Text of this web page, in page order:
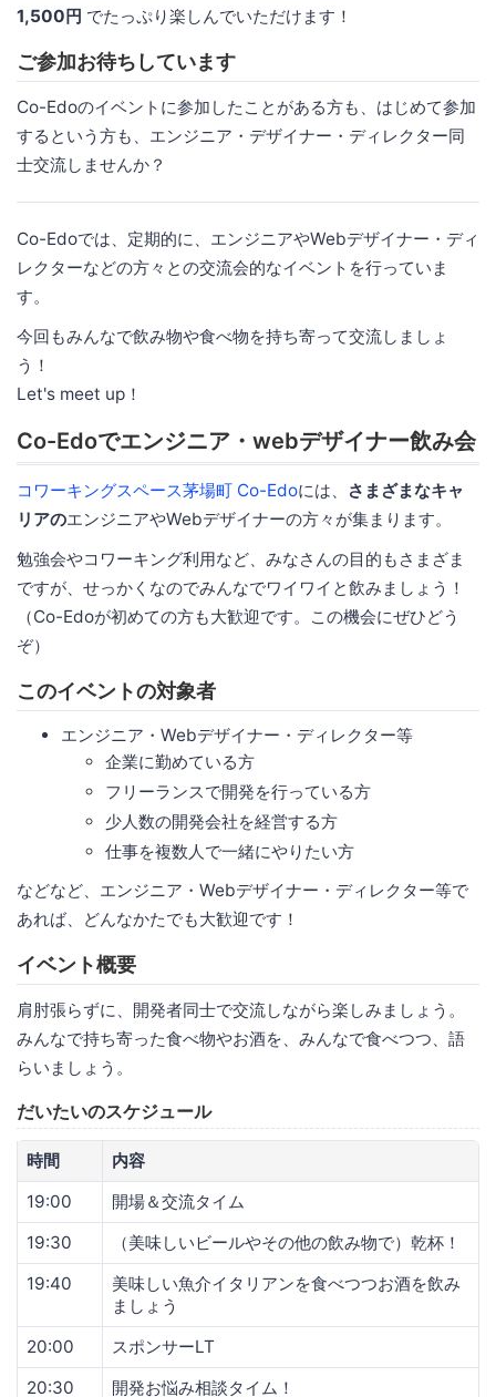
1,500円 でたっぷり楽しんでいただけます！
ご参加お待ちしています
Co-Edoのイベントに参加したことがある方も、はじめて参加
するという方も、エンジニア・デザイナー・ディレクター同
士交流しませんか？
Co-Edoでは、定期的に、エンジニアやWebデザイナー・ディ
レクターなどの方々との交流会的なイベントを行っていま
す。
今回もみんなで飲み物や食べ物を持ち寄って交流しましょ
う！
Let's meet up！
Co-Edoでエンジニア・webデザイナー飲み会
コワーキングスペース茅場町 Co-Edoには、
さまざまなキャ
リアのエンジニアやWebデザイナーの方々が集まります。
勉強会やコワーキング利用など、みなさんの目的もさまざま
ですが、せっかくなのでみんなでワイワイと飲みましょう！
（Co-Edoが初めての方も大歓迎です。この機会にぜひどう
ぞ）
このイベントの対象者
エンジニア・Webデザイナー・ディレクター等
企業に勤めている方
フリーランスで開発を行っている方
少人数の開発会社を経営する方
仕事を複数人で一緒にやりたい方
などなど、エンジニア・Webデザイナー・ディレクター等で
あれば、どんなかたでも大歓迎です！
イベント概要
肩肘張らずに、開発者同士で交流しながら楽しみましょう。
みんなで持ち寄った食べ物やお酒を、みんなで食べつつ、語
らいましょう。
だいたいのスケジュール
時間
内容
19:00
開場＆交流タイム
19:30
（美味しいビールやその他の飲み物で）乾杯！
19:40
美味しい魚介イタリアンを食べつつお酒を飲み
ましょう
20:00
スポンサーLT
20:30
開発お悩み相談タイム！